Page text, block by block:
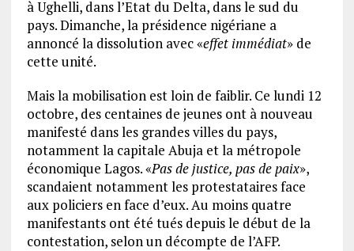
à Ughelli, dans l’Etat du Delta, dans le sud du
pays. Dimanche, la présidence nigériane a
annoncé la dissolution avec «effet immédiat» de
cette unité.
Mais la mobilisation est loin de faiblir. Ce lundi 12
octobre, des centaines de jeunes ont à nouveau
manifesté dans les grandes villes du pays,
notamment la capitale Abuja et la métropole
économique Lagos. «Pas de justice, pas de paix»,
scandaient notamment les protestataires face
aux policiers en face d’eux. Au moins quatre
manifestants ont été tués depuis le début de la
contestation, selon un décompte de l’AFP.